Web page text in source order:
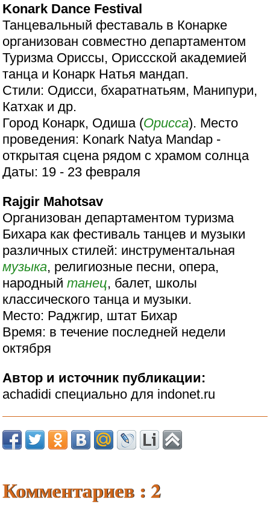
Konark Dance Festival
Танцевальный феставаль в Конарке
организован совместно департаментом
Туризма Ориссы, Ориссской академией
танца и Конарк Натья мандап.
Стили: Одисси, бхаратнатьям, Манипури,
Катхак и др.
Город Конарк, Одиша (Орисса). Место
проведения: Konark Natya Mandap -
открытая сцена рядом с храмом солнца
Даты: 19 - 23 февраля
Rajgir Mahotsav
Организован департаментом туризма
Бихара как фестиваль танцев и музыки
различных стилей: инструментальная
музыка, религиозные песни, опера,
народныйтанец, балет, школы
классического танца и музыки.
Место: Раджгир, штат Бихар
Время: в течение последней недели
октября
Автор и источник публикации:
achadidi специально для indonet.ru
Комментариев : 2